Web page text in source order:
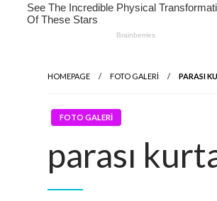
HOMEPAGE FOTO GALERİ PARASI
FOTO GALERİ
parası